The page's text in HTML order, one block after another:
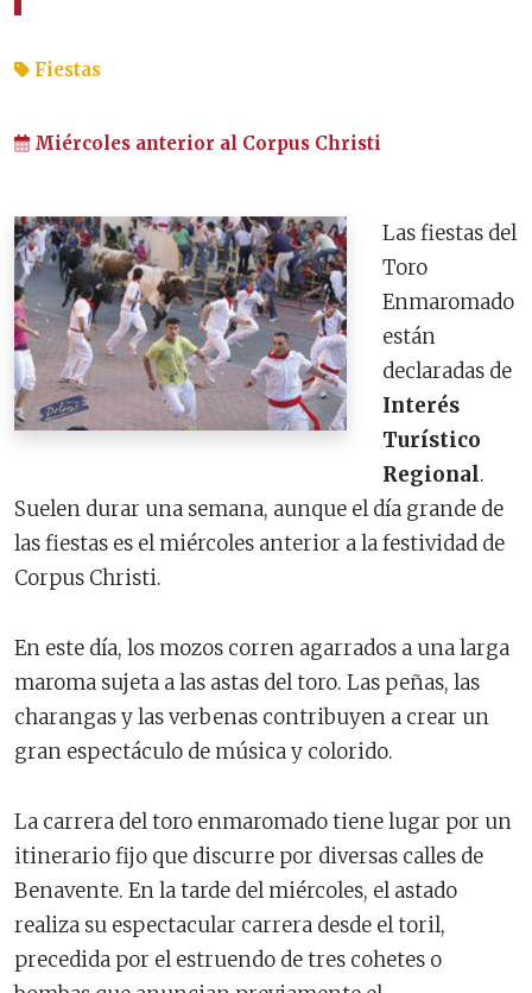
Fiestas
Miércoles anterior al Corpus Christi
Las fiestas del
Toro
Enmaromado
están
declaradas de
Interés
Turístico
Regional.
Suelen durar una semana, aunque el día grande de
las fiestas es el miércoles anterior a la festividad de
Corpus Christi.
En este día, los mozos corren agarrados a una larga
maroma sujeta a las astas del toro. Las peñas, las
charangas y las verbenas contribuyen a crear un
gran espectáculo de música y colorido.
La carrera del toro enmaromado tiene lugar por un
itinerario fijo que discurre por diversas calles de
Benavente. En la tarde del miércoles, el astado
realiza su espectacular carrera desde el toril,
precedida por el estruendo de tres cohetes o